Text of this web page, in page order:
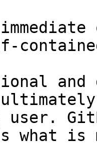
and
user.
what